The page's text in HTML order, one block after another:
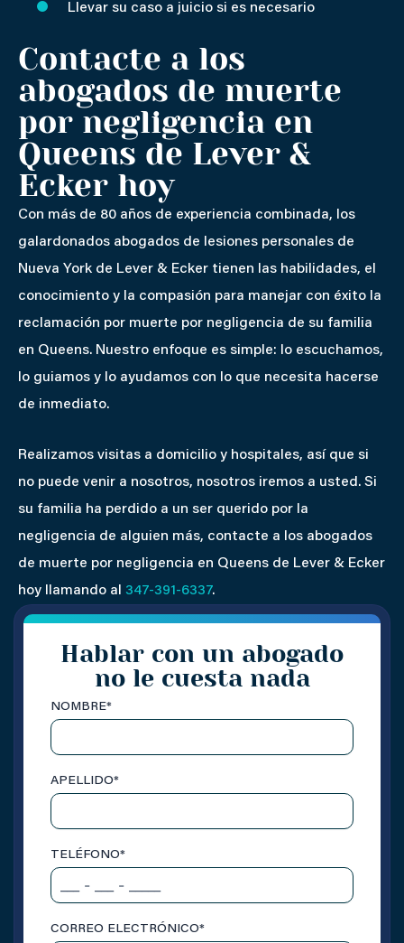
Llevar su caso a juicio si es necesario
Contacte a los
abogados de muerte
por negligencia en
Queens de Lever &
Ecker hoy
Con más de 80 años de experiencia combinada, los
galardonados abogados de lesiones personales de
Nueva York de Lever & Ecker tienen las habilidades, el
conocimiento y la compasión para manejar con éxito la
reclamación por muerte por negligencia de su familia
en Queens. Nuestro enfoque es simple: lo escuchamos,
lo guiamos y lo ayudamos con lo que necesita hacerse
de inmediato.
Realizamos visitas a domicilio y hospitales, así que si
no puede venir a nosotros, nosotros iremos a usted. Si
su familia ha perdido a un ser querido por la
negligencia de alguien más, contacte a los abogados
de muerte por negligencia en Queens de Lever & Ecker
hoy llamando al 347-391-6337.
Hablar con un abogado
no le cuesta nada
NOMBRE*
APELLIDO*
TELÉFONO*
CORREO ELECTRÓNICO*